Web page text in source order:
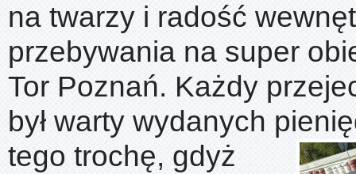
na twarzy i radość
przebywania na super
Tor Poznań. Każdy
był warty wydanych
tego trochę, gdyż